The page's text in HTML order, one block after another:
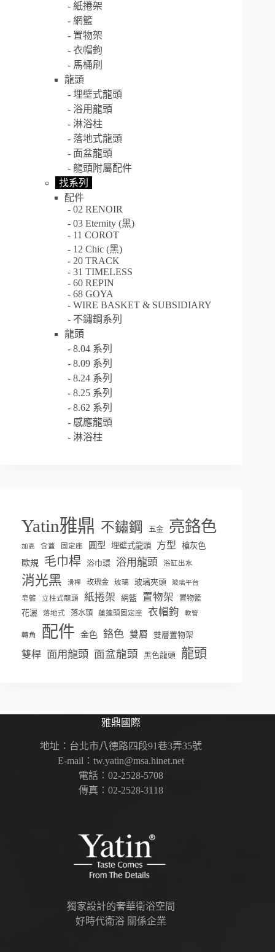
紙捲架
網籃
置物架
衣帽鉤
馬桶刷
龍頭
埋壁式龍頭
浴用龍頭
淋浴柱
落地式龍頭
面盆龍頭
龍頭附屬配件
找系列
配件
02 RENOIR
03 Eternity (黑)
11 COROT
12 Chic (黑)
20 TRACK
31 TIMELESS
60 REPIN
68 GOYA
WIRE BASKET & SUBSIDIARY
不鏽鋼系列
龍頭
8.04 系列
8.09 系列
8.24 系列
8.25 系列
8.62 系列
感應龍頭
淋浴柱
Yatin雅鼎 不鏽鋼 五金 亮鉻色
加高 含蓋 固定座 圓型 埋壁式龍頭 方型
槍灰色
歐規
毛巾桿 浴巾環 浴用龍頭 浴缸出水
消光黑 滑桿 玫瑰金 玻璃 玻璃夾頭 玻璃平台
皂籃 立柱式龍頭 紙捲架 網籃 置物架
置物籃
花灑
落地式 落水頭 蓮蓬頭固定座 衣帽鉤 軟管
轉角 配件 金色 鉻色 雙層 雙層置物架
雙桿 面用龍頭 面盆龍頭 黑色龍頭 龍頭
雅鼎國際
地址：台北市八德路四段91巷3弄35號
E-mail：tw.yatin@msa.hinet.net
電話：02-2528-5708
傳真：02-2528-3118
獨家設計的奢華衛浴空間
好時代衛浴 關係企業